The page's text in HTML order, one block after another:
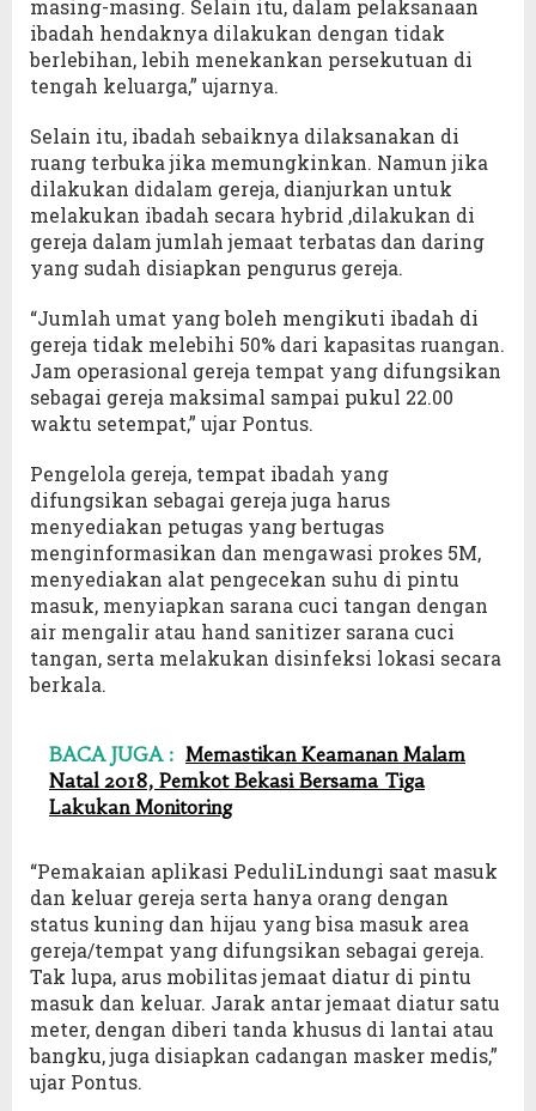
masing-masing. Selain itu, dalam pelaksanaan
ibadah hendaknya dilakukan dengan tidak
berlebihan, lebih menekankan persekutuan di
tengah keluarga,” ujarnya.
Selain itu, ibadah sebaiknya dilaksanakan di
ruang terbuka jika memungkinkan. Namun jika
dilakukan didalam gereja, dianjurkan untuk
melakukan ibadah secara hybrid ,dilakukan di
gereja dalam jumlah jemaat terbatas dan daring
yang sudah disiapkan pengurus gereja.
“Jumlah umat yang boleh mengikuti ibadah di
gereja tidak melebihi 50% dari kapasitas ruangan.
Jam operasional gereja tempat yang difungsikan
sebagai gereja maksimal sampai pukul 22.00
waktu setempat,” ujar Pontus.
Pengelola gereja, tempat ibadah yang
difungsikan sebagai gereja juga harus
menyediakan petugas yang bertugas
menginformasikan dan mengawasi prokes 5M,
menyediakan alat pengecekan suhu di pintu
masuk, menyiapkan sarana cuci tangan dengan
air mengalir atau hand sanitizer sarana cuci
tangan, serta melakukan disinfeksi lokasi secara
berkala.
BACA JUGA : Memastikan Keamanan Malam
Natal 2018, Pemkot Bekasi Bersama Tiga
Lakukan Monitoring
“Pemakaian aplikasi PeduliLindungi saat masuk
dan keluar gereja serta hanya orang dengan
status kuning dan hijau yang bisa masuk area
gereja/tempat yang difungsikan sebagai gereja.
Tak lupa, arus mobilitas jemaat diatur di pintu
masuk dan keluar. Jarak antar jemaat diatur satu
meter, dengan diberi tanda khusus di lantai atau
bangku, juga disiapkan cadangan masker medis,”
ujar Pontus.